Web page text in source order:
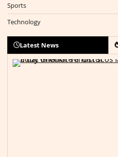
Sports
Technology
Latest News